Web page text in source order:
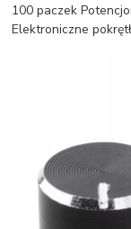
100 paczek
Elektroniczne